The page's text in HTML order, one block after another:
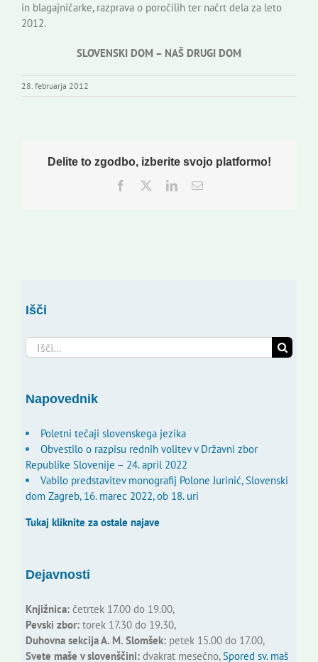
in blagajničarke, razprava o poročilih ter načrt dela za leto
2012.
SLOVENSKI DOM – NAŠ DRUGI DOM
28. februarja 2012
Delite to zgodbo, izberite svojo platformo!
Facebook
TwitterLinkedInEmail
Išči
Search
for:
Napovednik
Poletni tečaji slovenskega jezika
Obvestilo o razpisu rednih volitev v Državni zbor
Republike Slovenije – 24. april 2022
Vabilo predstavitev monografij Polone Jurinić, Slovenski
dom Zagreb, 16. marec 2022, ob 18. uri
Tukaj kliknite za ostale najave
Dejavnosti
Knjižnica:četrtek 17.00 do 19.00,
Pevski zbor:torek 17.30 do 19.30,
Duhovna sekcija A. M. Slomšek:petek 15.00 do 17.00,
Svete maše v slovenščini:dvakrat mesečno,Spored sv. maš